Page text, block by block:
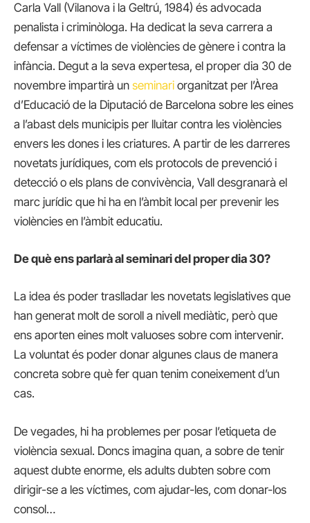
Carla Vall (Vilanova i la Geltrú, 1984) és advocada
penalista i criminòloga. Ha dedicat la seva carrera a
defensar a víctimes de violències de gènere i contra la
infància. Degut a la seva expertesa, el proper dia 30 de
novembre impartirà un seminari organitzat per l’Àrea
d’Educació de la Diputació de Barcelona sobre les eines
a l’abast dels municipis per lluitar contra les violències
envers les dones i les criatures. A partir de les darreres
novetats jurídiques, com els protocols de prevenció i
detecció o els plans de convivència, Vall desgranarà el
marc jurídic que hi ha en l’àmbit local per prevenir les
violències en l’àmbit educatiu.
De què ens parlarà al seminari del proper dia 30?
La idea és poder traslladar les novetats legislatives que
han generat molt de soroll a nivell mediàtic, però que
ens aporten eines molt valuoses sobre com intervenir.
La voluntat és poder donar algunes claus de manera
concreta sobre què fer quan tenim coneixement d’un
cas.
De vegades, hi ha problemes per posar l’etiqueta de
violència sexual. Doncs imagina quan, a sobre de tenir
aquest dubte enorme, els adults dubten sobre com
dirigir-se a les víctimes, com ajudar-les, com donar-los
consol…